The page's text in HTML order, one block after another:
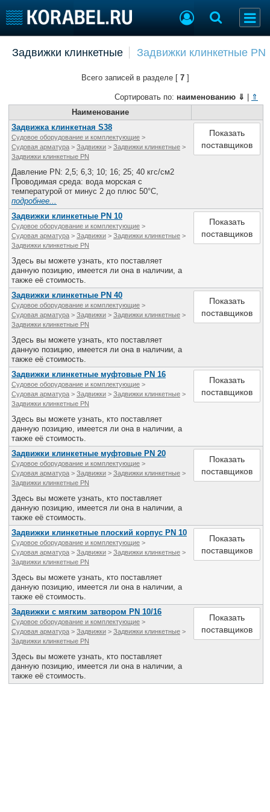
Репутация
Работа
Крюинг
Журнал
Реклама
Доска объявлений
Продажа флота
Оборудование
Изделия
Материалы
Услуги
Конференции
Выставки и семинары
Личности
Словарь
Галерея флота
Отзывы
Задвижки клинкетные Задвижки клинкетные PN
Всего записей в разделе [ 7]
Сортировать по: наименованию ⇓
⇑
Наименование
Задвижка клинкетная S38
Судовое оборудование и комплектующие >
Судовая арматура > Задвижки > Задвижки клинкетные >
Задвижки клинкетные PN
Давление PN: 2,5; 6,3; 10; 16; 25; 40 кгс/см2
Проводимая среда: вода морская с
температурой от минус 2 до плюс 50°С,
подробнее...
Показать
поставщиков
Задвижки клинкетные PN 10
Судовое оборудование и комплектующие >
Судовая арматура > Задвижки > Задвижки клинкетные >
Задвижки клинкетные PN
Здесь вы можете узнать, кто поставляет
данную позицию, имеется ли она в наличии, а
также её стоимость.
Показать
поставщиков
Задвижки клинкетные PN 40
Судовое оборудование и комплектующие >
Судовая арматура > Задвижки > Задвижки клинкетные >
Задвижки клинкетные PN
Здесь вы можете узнать, кто поставляет
данную позицию, имеется ли она в наличии, а
также её стоимость.
Показать
поставщиков
Задвижки клинкетные муфтовые PN 16
Судовое оборудование и комплектующие >
Судовая арматура > Задвижки > Задвижки клинкетные >
Задвижки клинкетные PN
Здесь вы можете узнать, кто поставляет
данную позицию, имеется ли она в наличии, а
также её стоимость.
Показать
поставщиков
Задвижки клинкетные муфтовые PN 20
Судовое оборудование и комплектующие >
Судовая арматура > Задвижки > Задвижки клинкетные >
Задвижки клинкетные PN
Здесь вы можете узнать, кто поставляет
данную позицию, имеется ли она в наличии, а
также её стоимость.
Показать
поставщиков
Задвижки клинкетные плоский корпус PN 10
Судовое оборудование и комплектующие >
Судовая арматура > Задвижки > Задвижки клинкетные >
Задвижки клинкетные PN
Здесь вы можете узнать, кто поставляет
данную позицию, имеется ли она в наличии, а
также её стоимость.
Показать
поставщиков
Задвижки с мягким затвором PN 10/16
Судовое оборудование и комплектующие >
Судовая арматура > Задвижки > Задвижки клинкетные >
Задвижки клинкетные PN
Здесь вы можете узнать, кто поставляет
данную позицию, имеется ли она в наличии, а
также её стоимость.
Показать
поставщиков